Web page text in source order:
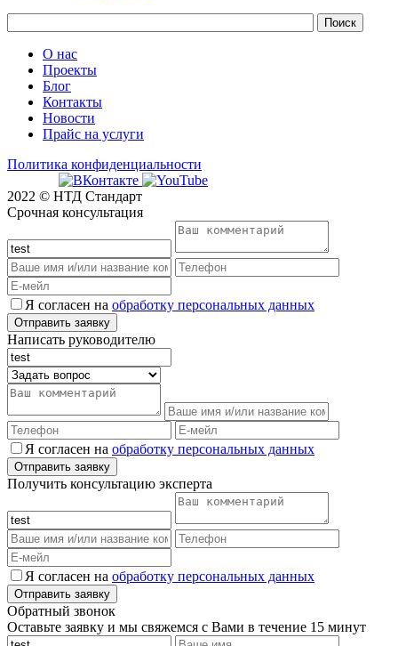
О нас
Проекты
Блог
Контакты
Новости
Прайс на услуги
Политика конфиденциальности
2022 © НТД Стандарт
Срочная консультация
Я согласен на обработку персональных данных
Написать руководителю
Я согласен на обработку персональных данных
Получить консультацию эксперта
Я согласен на обработку персональных данных
Обратный звонок
Оставьте заявку и мы свяжемся с Вами в течение 15 минут